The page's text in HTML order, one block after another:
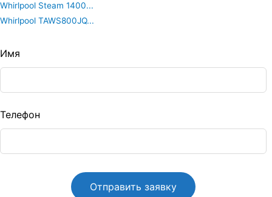
Whirlpool Steam 1400...
Whirlpool TAWS800JQ...
Имя
Телефон